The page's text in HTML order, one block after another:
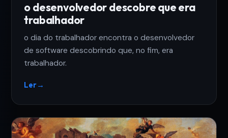
o desenvolvedor descobre que era
trabalhador
o dia do trabalhador encontra o desenvolvedor
de software descobrindo que, no fim, era
trabalhador.
Ler→